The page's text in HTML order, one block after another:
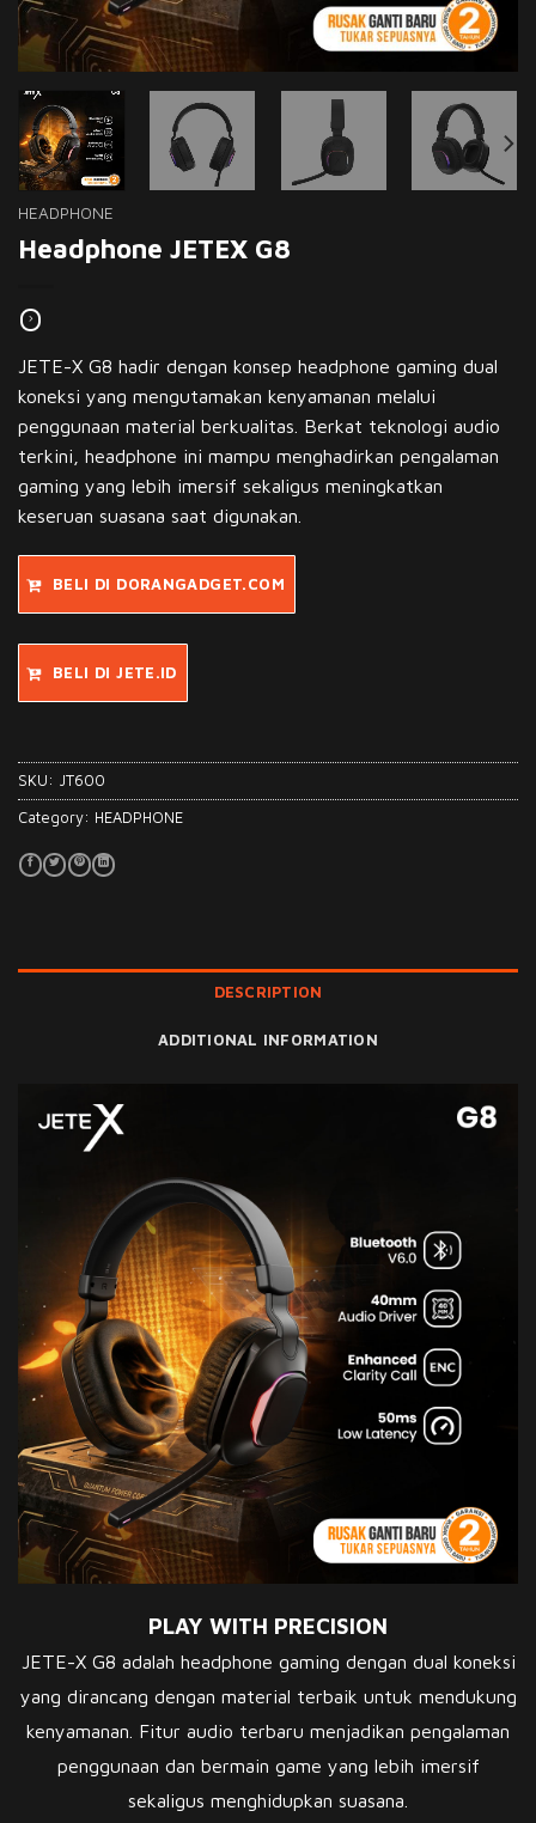
HEADPHONE
Headphone JETEX G8
JETE-X G8 hadir dengan konsep headphone gaming dual
koneksi yang mengutamakan kenyamanan melalui
penggunaan material berkualitas. Berkat teknologi audio
terkini, headphone ini mampu menghadirkan pengalaman
gaming yang lebih imersif sekaligus meningkatkan
keseruan suasana saat digunakan.
BELI DI DORANGADGET.COM
BELI DI JETE.ID
SKU: JT600
Category: HEADPHONE
DESCRIPTION
ADDITIONAL INFORMATION
PLAY WITH PRECISION
JETE-X G8 adalah headphone gaming dengan dual koneksi
yang dirancang dengan material terbaik untuk mendukung
kenyamanan. Fitur audio terbaru menjadikan pengalaman
penggunaan dan bermain game yang lebih imersif
sekaligus menghidupkan suasana.